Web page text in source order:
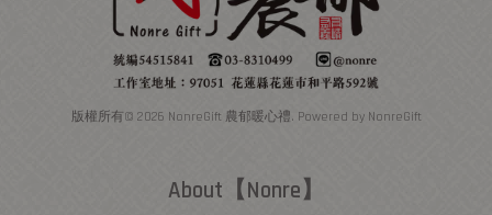
版權所有© 2026 NonreGift 農郁暖心禮. Powered by NonreGift
About【Nonre】